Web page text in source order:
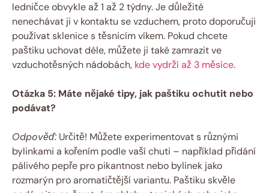
ledničce obvykle až 1 až 2 týdny. Je důležité
nenechávat ji v kontaktu se vzduchem, proto doporučuji
používat sklenice s těsnicím víkem. Pokud chcete
paštiku uchovat déle, můžete ji také zamrazit ve
vzduchotěsných nádobách, kde vydrží až 3 měsíce.
Otázka 5: Máte nějaké tipy, jak paštiku ochutit nebo
podávat?
Odpověď: Určitě! Můžete experimentovat s různými
bylinkami a kořením podle vaší chuti – například přidání
pálivého pepře pro pikantnost nebo bylinek jako
rozmarýn pro aromatičtější variantu. Paštiku skvěle